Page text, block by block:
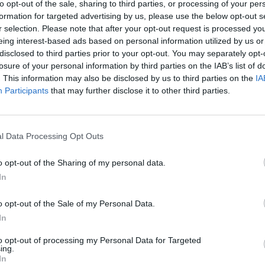
opt-out of the sale, sharing to third parties, or processing of your
for targeted advertising by us, please use the below opt-out
selection. Please note that after your opt-out request is processed
interest-based ads based on personal information utilized by us
to third parties prior to your opt-out. You may separately
of your personal information by third parties on the IAB’s list of
This information may also be disclosed by us to third parties on the
Participants that may further disclose it to other third parties.
Data Processing Opt Outs
opt-out of the Sharing of my personal data.
opt-out of the Sale of my Personal Data.
opt-out of processing my Personal Data for Targeted
javaslatokat terjesztett elő a vezetői
beleértve az EU egész területén érvényes
is. Továbbá kérik a közlekedési szabályok
új rendelkezések bevezetését is. Tavaly
az EU útjain, és az áldozatok többsége gyalogos,
szerdán három javaslatot küldött az Európai Parlamentnek és
biztonságosabbá tétele, a személyek Unión belüli
a közúti közlekedés fenntarthatóbbá tételének és a
portfolio.hu hírarchívumához tartozik, melynek olvasása